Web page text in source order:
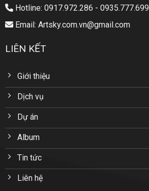
Hotline: 0917.972.286 - 0935.777.699
Email: Artsky.com.vn@gmail.com
LIÊN KẾT
Giới thiệu
Dịch vụ
Dự án
Album
Tin tức
Liên hệ